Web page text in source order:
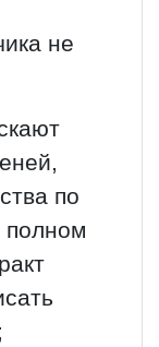
не
по
полном